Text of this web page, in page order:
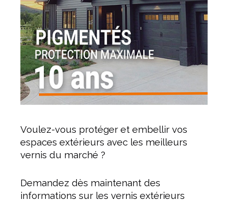
Voulez-vous protéger et embellir vos
espaces extérieurs avec les meilleurs
vernis du marché ?
Demandez dès maintenant des
informations sur les vernis extérieurs